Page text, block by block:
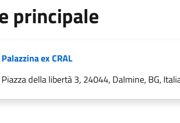
principale
Palazzina ex CRAL
Piazza della libertà 3, 24044, Dalmine, BG,